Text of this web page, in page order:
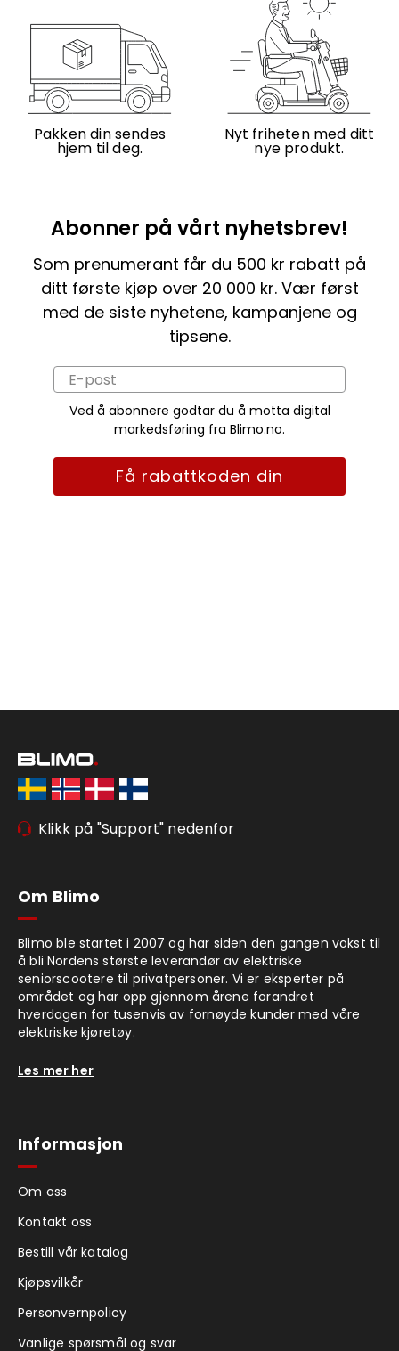
Pakken din sendes
hjem til deg.
Nyt friheten med ditt
nye produkt.
Abonner på vårt nyhetsbrev!
Som prenumerant får du 500 kr rabatt på
ditt første kjøp over 20 000 kr. Vær først
med de siste nyhetene, kampanjene og
tipsene.
Ved å abonnere godtar du å motta digital
markedsføring fra Blimo.no.
Få rabattkoden din
Klikk på "Support" nedenfor
Om Blimo
Blimo ble startet i 2007 og har siden den gangen vokst til
å bli Nordens største leverandør av elektriske
seniorscootere til privatpersoner. Vi er eksperter på
området og har opp gjennom årene forandret
hverdagen for tusenvis av fornøyde kunder med våre
elektriske kjøretøy.
Les mer her
Informasjon
Om oss
Kontakt oss
Bestill vår katalog
Kjøpsvilkår
Personvernpolicy
Vanlige spørsmål og svar